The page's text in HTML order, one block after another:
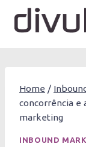
para
Home /
concorrência e
marketing
INBOUND